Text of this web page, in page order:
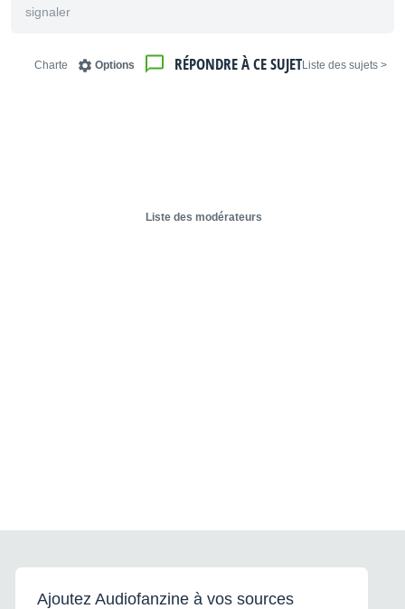
signaler
< Liste des sujets
RÉPONDRE À CE SUJET
Options
Charte
Liste des modérateurs
Ajoutez Audiofanzine à vos sources